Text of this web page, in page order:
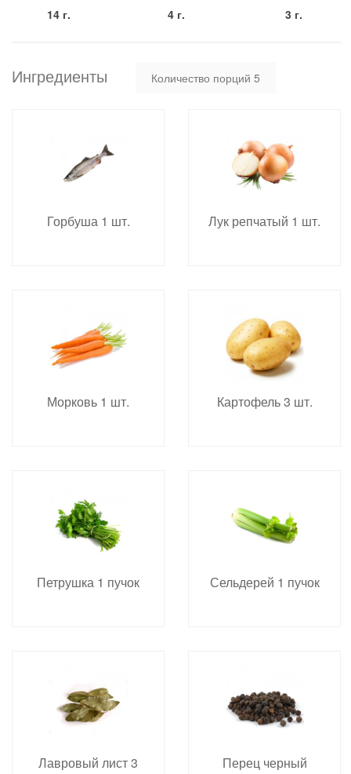
14 г. 4 г. 3 г.
Ингредиенты Количество порций 5
Горбуша 1 шт. Лук репчатый 1 шт.
Морковь 1 шт. Картофель 3 шт.
Петрушка 1 пучок Сельдерей 1 пучок
Лавровый лист 3
Перец черный